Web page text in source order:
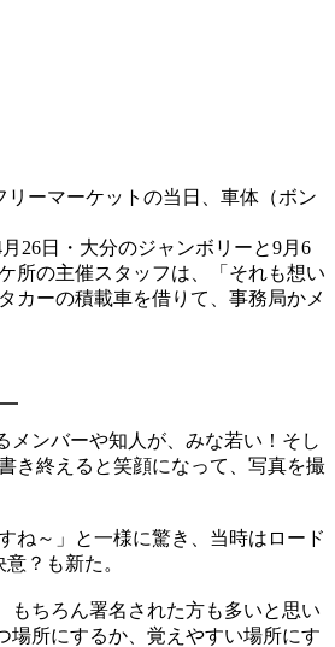
ーマーケットの当日、車体（ボン
26日・大分のジャンボリーと9月6
所の主催スタッフは、「それも想い
カーの積載車を借りて、事務局かメ
メンバーや知人が、みな若い！そし
き終えると笑顔になって、写真を撮
ね～」と一様に驚き、当時はロード
？も新た。
ちろん署名された方も多いと思い
場所にするか、覚えやすい場所にす